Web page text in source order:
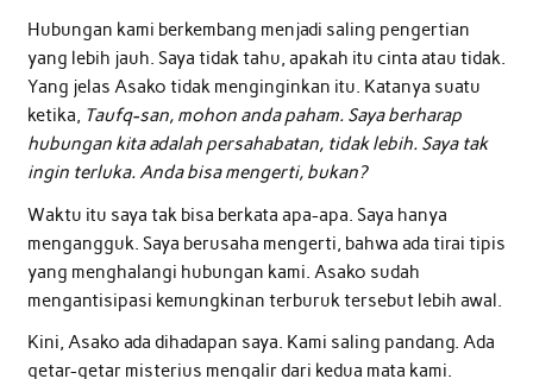
Hubungan kami berkembang menjadi saling pengertian
yang lebih jauh. Saya tidak tahu, apakah itu cinta atau tidak.
Yang jelas Asako tidak menginginkan itu. Katanya suatu
ketika, Taufq-san, mohon anda paham. Saya berharap
hubungan kita adalah persahabatan, tidak lebih. Saya tak
ingin terluka. Anda bisa mengerti, bukan?
Waktu itu saya tak bisa berkata apa-apa. Saya hanya
mengangguk. Saya berusaha mengerti, bahwa ada tirai tipis
yang menghalangi hubungan kami. Asako sudah
mengantisipasi kemungkinan terburuk tersebut lebih awal.
Kini, Asako ada dihadapan saya. Kami saling pandang. Ada
getar-getar misterius mengalir dari kedua mata kami.